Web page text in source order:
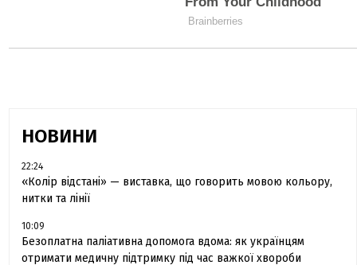
НОВИНИ
22:24
«Колір відстані» — виставка, що говорить мовою кольору,
нитки та лінії
10:09
Безоплатна паліативна допомога вдома: як українцям
отримати медичну підтримку під час важкої хвороби